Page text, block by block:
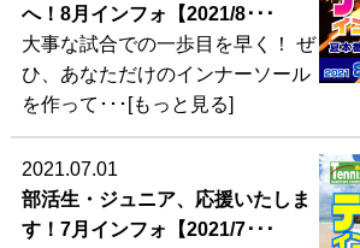
へ！8月インフォ【2021/8･･･
大事な試合での一歩目を早く！ ぜ
ひ、あなただけのインナーソール
を作って･･･[もっと見る]
2021.07.01
部活生・ジュニア、応援いたしま
す！7月インフォ【2021/7･･･